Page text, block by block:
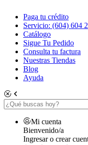
Paga tu crédito
Servicio: (604) 604
Catálogo
Sigue Tu Pedido
Consulta tu factura
Nuestras Tiendas
Blog
Ayuda
Mi cuenta
Bienvenido/a
Ingresar o crear